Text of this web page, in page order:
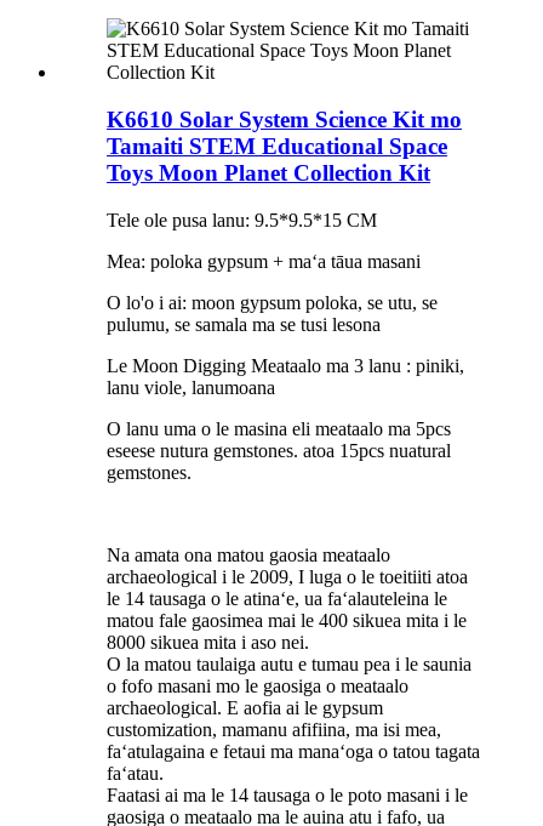
K6610 Solar System Science Kit mo
Tamaiti STEM Educational Space
Toys Moon Planet Collection Kit
Tele ole pusa lanu: 9.5*9.5*15 CM
Mea: poloka gypsum + maʻa tāua masani
O lo'o i ai: moon gypsum poloka, se utu, se
pulumu, se samala ma se tusi lesona
Le Moon Digging Meataalo ma 3 lanu : piniki,
lanu viole, lanumoana
O lanu uma o le masina eli meataalo ma 5pcs
eseese nutura gemstones. atoa 15pcs nuatural
gemstones.
Na amata ona matou gaosia meataalo
archaeological i le 2009, I luga o le toeitiiti atoa
le 14 tausaga o le atinaʻe, ua faʻalauteleina le
matou fale gaosimea mai le 400 sikuea mita i le
8000 sikuea mita i aso nei.
O la matou taulaiga autu e tumau pea i le saunia
o fofo masani mo le gaosiga o meataalo
archaeological. E aofia ai le gypsum
customization, mamanu afifiina, ma isi mea,
faʻatulagaina e fetaui ma manaʻoga o tatou tagata
faʻatau.
Faatasi ai ma le 14 tausaga o le poto masani i le
gaosiga o meataalo ma le auina atu i fafo, ua